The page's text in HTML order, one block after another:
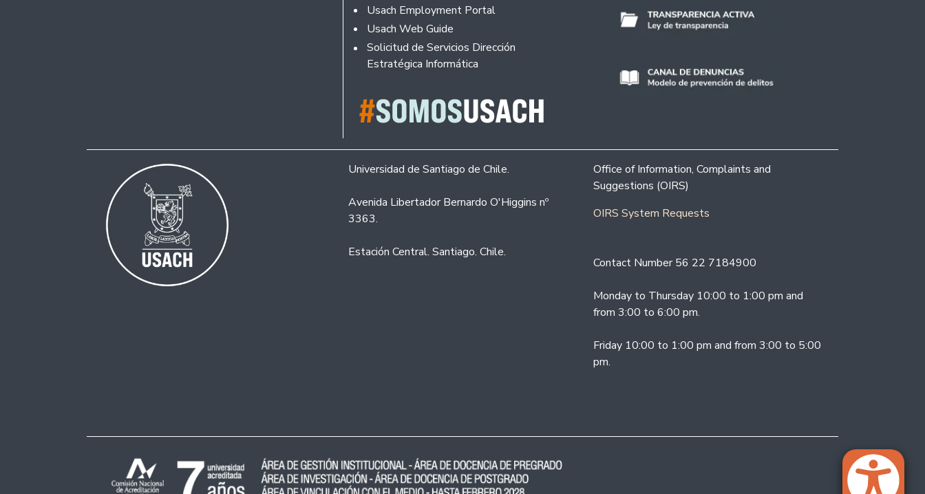
Usach Employment Portal
Usach Web Guide
Solicitud de Servicios Dirección
Estratégica Informática
Universidad de Santiago de Chile.
Avenida Libertador Bernardo O'Higgins nº
3363.
Estación Central. Santiago. Chile.
Office of Information, Complaints and
Suggestions (OIRS)
OIRS System Requests
Contact Number 56 22 7184900
Monday to Thursday 10:00 to 1:00 pm and
from 3:00 to 6:00 pm.
Friday 10:00 to 1:00 pm and from 3:00 to 5:00
pm.